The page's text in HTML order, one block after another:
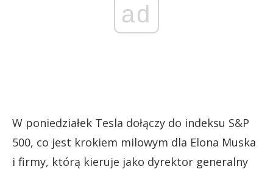
ad
W poniedziałek Tesla dołączy do indeksu S&P
500, co jest krokiem milowym dla Elona Muska
i firmy, którą kieruje jako dyrektor generalny